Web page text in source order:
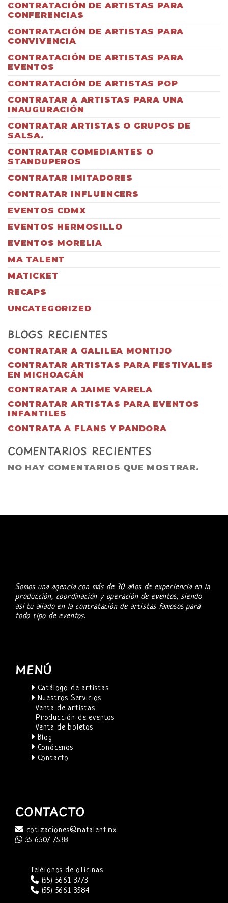
CONTRATACIÓN DE ARTISTAS PARA
CONFERENCIAS
CONTRATACIÓN DE ARTISTAS PARA
CONVIVENCIA
CONTRATACIÓN DE ARTISTAS PARA
EVENTOS
CONTRATACIÓN DE ARTISTAS POP
CONTRATAR A ARTISTAS PARA UNA
INAUGURACIÓN
CONTRATAR ARTISTAS O GRUPOS DE
SALSA.
CONTRATAR COMEDIANTES O
STANDUPEROS
CONTRATAR IMITADORES
CONTRATAR INFLUENCERS
EVENTOS CDMX
EVENTOS HERMOSILLO
EVENTOS MORELIA
MA TALENT
MATICKET
RECAPS
UNCATEGORIZED
BLOGS RECIENTES
CONTRATAR A GALILEA MONTIJO
CONTRATAR ARTISTAS PARA FESTIVALES
EN MICHOACÁN
CONTRATAR A JAIME VARELA
CONTRATAR ARTISTAS PARA EVENTOS
INFANTILES
CONTRATA A FLANS Y PANDORA
COMENTARIOS RECIENTES
NO HAY COMENTARIOS QUE MOSTRAR.
Somos una agencia con más de 30 años de experiencia en la
producción, coordinación y operación de eventos, siendo
asi tu aliado en la contratación de artistas famosos para
todo tipo de eventos.
MENÚ
Catálogo de artistas
Nuestros Servicios
Venta de artistas
Producción de eventos
Venta de boletos
Blog
Conócenos
Contacto
CONTACTO
cotizaciones@matalent.mx
55 6507 7538
Teléfonos de oficinas
(55) 5661 3773
(55) 5661 3584